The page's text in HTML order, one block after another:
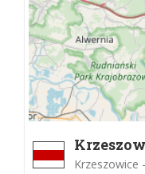
Krzeszowice